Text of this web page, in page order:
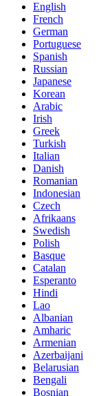
English
French
German
Portuguese
Spanish
Russian
Japanese
Korean
Arabic
Irish
Greek
Turkish
Italian
Danish
Romanian
Indonesian
Czech
Afrikaans
Swedish
Polish
Basque
Catalan
Esperanto
Hindi
Lao
Albanian
Amharic
Armenian
Azerbaijani
Belarusian
Bengali
Bosnian